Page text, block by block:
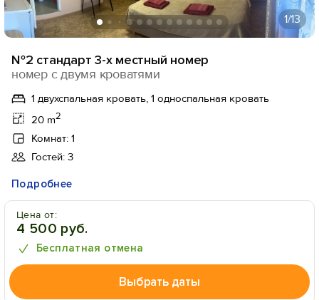
1/13
№2 стандарт 3-х местный номер
номер с двумя кроватями
1 двухспальная кровать, 1 односпальная кровать
20 m2
Комнат: 1
Гостей: 3
Подробнее
Цена от:
4 500 руб.
Бесплатная отмена
Выбрать даты